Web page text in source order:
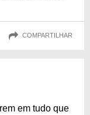
COMPARTILHAR
em tudo que